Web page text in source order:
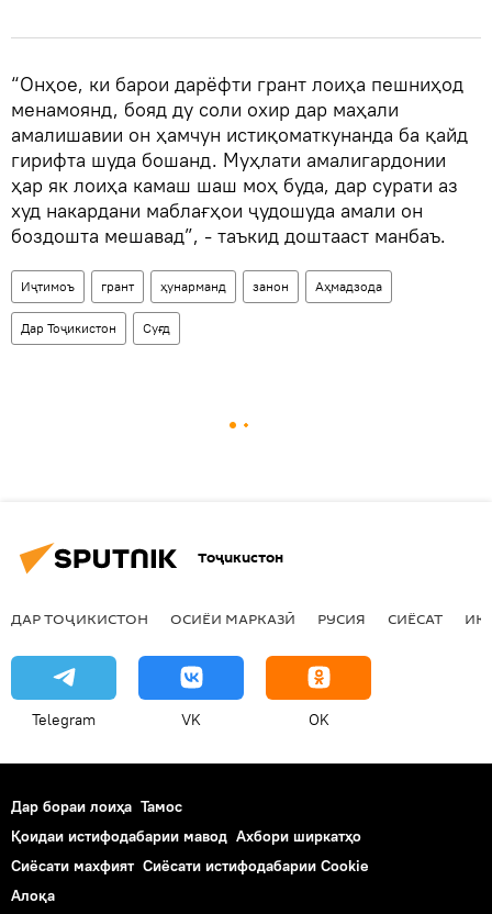
“Онҳое, ки барои дарёфти грант лоиҳа пешниҳод
менамоянд, бояд ду соли охир дар маҳали
амалишавии он ҳамчун истиқоматкунанда ба қайд
гирифта шуда бошанд. Муҳлати амалигардонии
ҳар як лоиҳа камаш шаш моҳ буда, дар сурати аз
худ накардани маблағҳои ҷудошуда амали он
боздошта мешавад”, - таъкид доштааст манбаъ.
Иҷтимоъ грант ҳунарманд занон Аҳмадзода
Дар Тоҷикистон Суғд
Тоҷикистон
ДАР ТОҶИКИСТОН ОСИЁИ МАРКАЗӢ РУСИЯ СИЁСАТ
Telegram VK OK
Дар бораи лоиҳа Тамос
Қоидаи истифодабарии мавод Ахбори ширкатҳо
Сиёсати махфият Сиёсати истифодабарии Cookie
Алоқа